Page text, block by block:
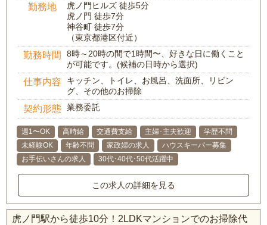
勤務地
虎ノ門ヒルズ 徒歩5分
虎ノ門 徒歩7分
神谷町 徒歩7分
（東京都港区付近）
勤務時間
8時～20時の間で1時間〜、好きな日に働くこと
が可能です。(候補の日時から選択)
仕事内容
キッチン、トイレ、お風呂、洗面所、リビン
グ、その他のお掃除
契約形態 業務委託
週1〜OK 高時給 交通費支給 主婦･主夫歓迎
学歴不問
未経験OK
年齢不問 家政婦の求人
ハウスキーパー募集
お手伝いさんの求人
30代･40代･50代活躍中
この求人の詳細を見る
虎ノ門駅から徒歩10分！2LDKマンションでのお掃除代